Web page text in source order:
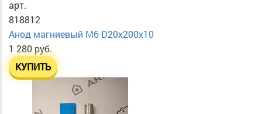
арт.
818812
Анод магниевый М6 D20х200х10
1 280 руб.
КУПИТЬ